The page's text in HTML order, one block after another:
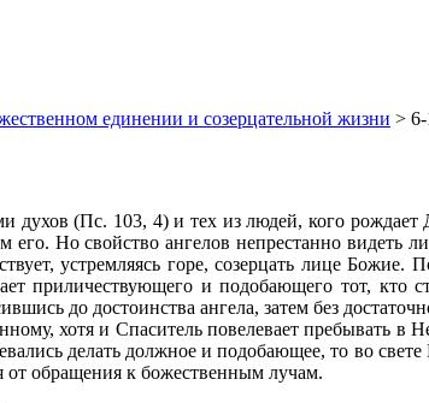
единении и созерцательной жизни >
(Пс. 103, 4) и тех из людей, кого рождает
Но свойство ангелов непрестанно видеть
устремляясь горе, созерцать лице
приличествующего и подобающего тот, кто
до достоинства ангела, затем без
хотя и Спаситель повелевает пребывать
делать должное и подобающее, то во
обращения к божественным лучам.